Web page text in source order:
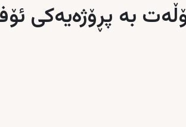
بە پڕۆژەیەکی